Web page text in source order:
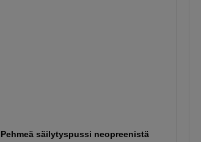
Pehmeä säilytyspussi neopreenistä